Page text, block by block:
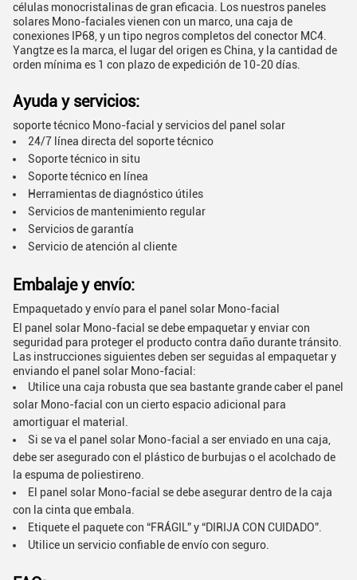
células monocristalinas de gran eficacia. Los nuestros paneles
solares Mono-faciales vienen con un marco, una caja de
conexiones IP68, y un tipo negros completos del conector MC4.
Yangtze es la marca, el lugar del origen es China, y la cantidad de
orden mínima es 1 con plazo de expedición de 10-20 días.
Ayuda y servicios:
soporte técnico Mono-facial y servicios del panel solar
24/7 línea directa del soporte técnico
Soporte técnico in situ
Soporte técnico en línea
Herramientas de diagnóstico útiles
Servicios de mantenimiento regular
Servicios de garantía
Servicio de atención al cliente
Embalaje y envío:
Empaquetado y envío para el panel solar Mono-facial
El panel solar Mono-facial se debe empaquetar y enviar con
seguridad para proteger el producto contra daño durante tránsito.
Las instrucciones siguientes deben ser seguidas al empaquetar y
enviando el panel solar Mono-facial:
Utilice una caja robusta que sea bastante grande caber el panel
solar Mono-facial con un cierto espacio adicional para
amortiguar el material.
Si se va el panel solar Mono-facial a ser enviado en una caja,
debe ser asegurado con el plástico de burbujas o el acolchado de
la espuma de poliestireno.
El panel solar Mono-facial se debe asegurar dentro de la caja
con la cinta que embala.
Etiquete el paquete con “FRÁGIL” y “DIRIJA CON CUIDADO”.
Utilice un servicio confiable de envío con seguro.